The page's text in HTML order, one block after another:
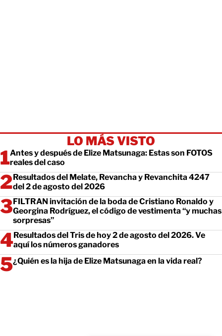
LO MÁS VISTO
Antes y después de Elize Matsunaga: Estas son FOTOS
reales del caso
Resultados del Melate, Revancha y Revanchita 4247
del 2 de agosto del 2026
FILTRAN invitación de la boda de Cristiano Ronaldo y
Georgina Rodríguez, el código de vestimenta “y muchas
sorpresas”
Resultados del Tris de hoy 2 de agosto del 2026. Ve
aquí los números ganadores
¿Quién es la hija de Elize Matsunaga en la vida real?